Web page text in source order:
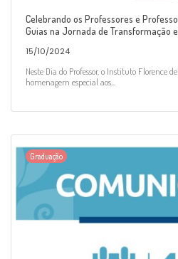
Celebrando os Professores e
Guias na Jornada de Transformação
15/10/2024
Neste Dia do Professor, o Instituto Florence
homenagem especial aos...
Graduação